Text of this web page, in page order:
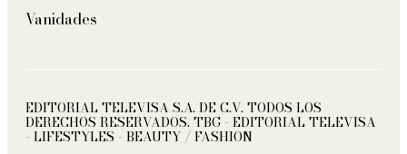
Vanidades
EDITORIAL TELEVISA S.A. DE C.V. TODOS LOS
DERECHOS RESERVADOS. TBG - EDITORIAL TELEVISA
- LIFESTYLES - BEAUTY / FASHION